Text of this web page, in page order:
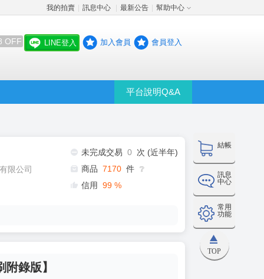
我的拍賣 訊息中心 最新公告 幫助中心
OFF LINE登入 加入會員 會員登入
平台說明Q&A
結帳
訊息
中心
常用
功能
TOP
限公司
未完成交易 0
次 (近半年)
商品 7170 件 ❔
信用 99 %
錄版】